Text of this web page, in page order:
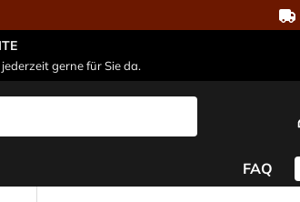
gerne für Sie da.
FAQ